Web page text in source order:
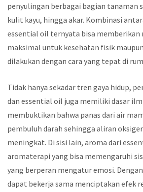
penyulingan berbagai bagian tanaman
kulit kayu, hingga akar. Kombinasi
essential oil ternyata bisa memberikan
maksimal untuk kesehatan fisik
dilakukan dengan cara yang tepat di
Tidak hanya sekadar tren gaya hidup,
dan essential oil juga memiliki dasar
membuktikan bahwa panas dari air
pembuluh darah sehingga aliran
meningkat. Di sisi lain, aroma dari
aromaterapi yang bisa memengaruhi
yang berperan mengatur emosi.
dapat bekerja sama menciptakan efek